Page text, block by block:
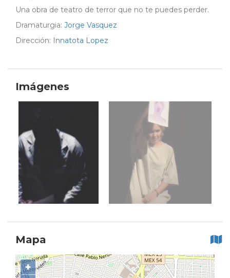
Una obra de teatro de terror que no te puedes perder.
Dramaturgia: Jorge Vasquez
Dirección:
Innatota Lopez
Imágenes
Mapa
+